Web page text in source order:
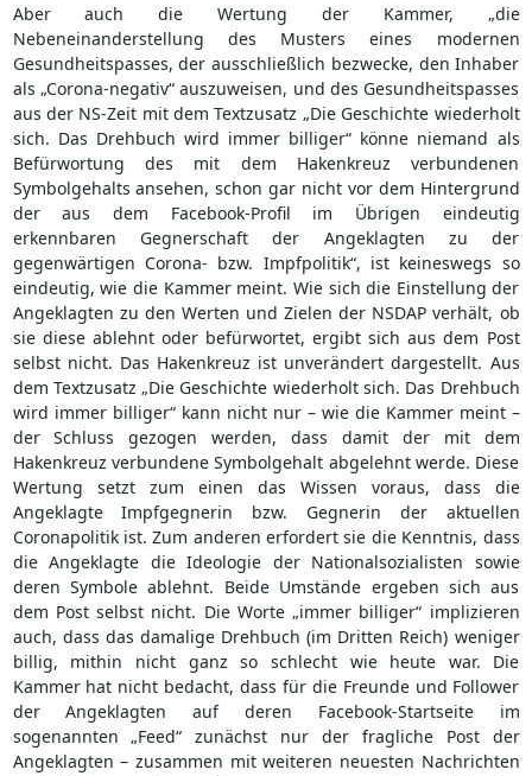
Aber auch die Wertung der Kammer, „die
Nebeneinanderstellung des Musters eines modernen
Gesundheitspasses, der ausschließlich bezwecke, den Inhaber
als „Corona-negativ“ auszuweisen, und des Gesundheitspasses
aus der NS-Zeit mit dem Textzusatz „Die Geschichte wiederholt
sich. Das Drehbuch wird immer billiger“ könne niemand als
Befürwortung des mit dem Hakenkreuz verbundenen
Symbolgehalts ansehen, schon gar nicht vor dem Hintergrund
der aus dem Facebook-Profil im Übrigen eindeutig
erkennbaren Gegnerschaft der Angeklagten zu der
gegenwärtigen Corona- bzw. Impfpolitik“, ist keineswegs so
eindeutig, wie die Kammer meint. Wie sich die Einstellung der
Angeklagten zu den Werten und Zielen der NSDAP verhält, ob
sie diese ablehnt oder befürwortet, ergibt sich aus dem Post
selbst nicht. Das Hakenkreuz ist unverändert dargestellt. Aus
dem Textzusatz „Die Geschichte wiederholt sich. Das Drehbuch
wird immer billiger“ kann nicht nur – wie die Kammer meint –
der Schluss gezogen werden, dass damit der mit dem
Hakenkreuz verbundene Symbolgehalt abgelehnt werde. Diese
Wertung setzt zum einen das Wissen voraus, dass die
Angeklagte Impfgegnerin bzw. Gegnerin der aktuellen
Coronapolitik ist. Zum anderen erfordert sie die Kenntnis, dass
die Angeklagte die Ideologie der Nationalsozialisten sowie
deren Symbole ablehnt. Beide Umstände ergeben sich aus
dem Post selbst nicht. Die Worte „immer billiger“ implizieren
auch, dass das damalige Drehbuch (im Dritten Reich) weniger
billig, mithin nicht ganz so schlecht wie heute war. Die
Kammer hat nicht bedacht, dass für die Freunde und Follower
der Angeklagten auf deren Facebook-Startseite im
sogenannten „Feed“ zunächst nur der fragliche Post der
Angeklagten – zusammen mit weiteren neuesten Nachrichten